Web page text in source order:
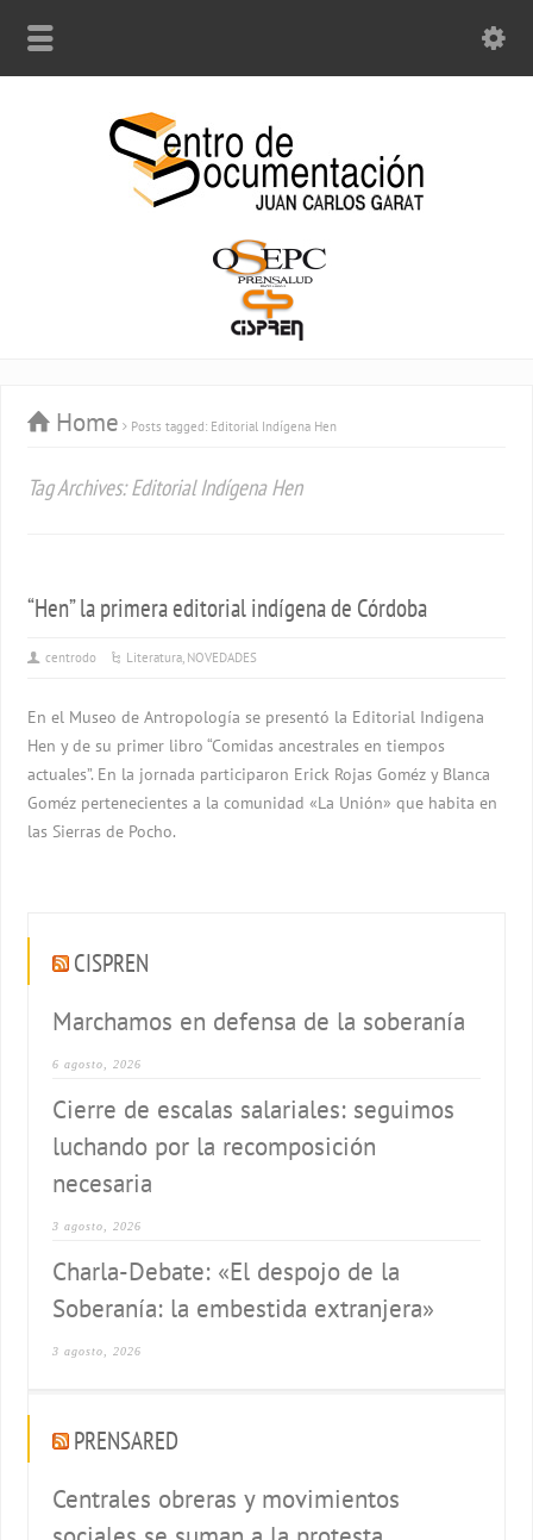
Home Posts tagged: Editorial Indígena Hen
Tag Archives: Editorial Indígena Hen
“Hen” la primera editorial indígena de Córdoba
centrodo Literatura, NOVEDADES
En el Museo de Antropología se presentó la Editorial Indigena
Hen y de su primer libro “Comidas ancestrales en tiempos
actuales”. En la jornada participaron Erick Rojas Goméz y Blanca
Goméz pertenecientes a la comunidad «La Unión» que habita en
las Sierras de Pocho.
CISPREN
Marchamos en defensa de la soberanía
6 agosto, 2026
Cierre de escalas salariales: seguimos
luchando por la recomposición
necesaria
3 agosto, 2026
Charla-Debate: «El despojo de la
Soberanía: la embestida extranjera»
3 agosto, 2026
PRENSARED
Centrales obreras y movimientos